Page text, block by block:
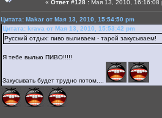
« Ответ #128 : Мая 13, 2010, 16:16:08
Цитата: Makar от Мая 13, 2010, 15:54:50 pm
Цитата: krava от Мая 13, 2010, 15:53:42 pm
Русский отдых: пиво выливаем - тарой закусываем!
Я тебе вылью ПИВО!!!!!
Закусывать будет трудно потом....